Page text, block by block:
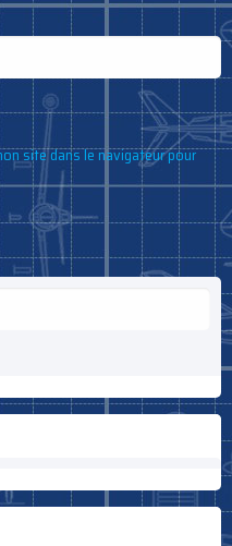
site dans le navigateur pour